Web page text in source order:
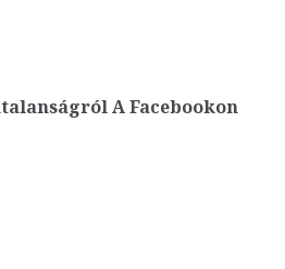
A Facebookon